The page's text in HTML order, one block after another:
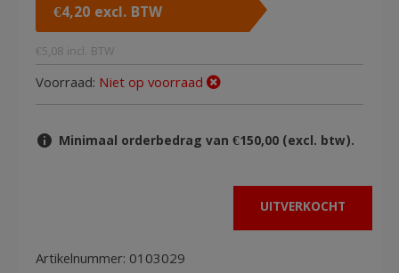
€4,20 excl. BTW
€ 5,08 incl. BTW
Voorraad: Niet op voorraad
Minimaal orderbedrag van €150,00 (excl. btw).
UITVERKOCHT
Artikelnummer: 0103029